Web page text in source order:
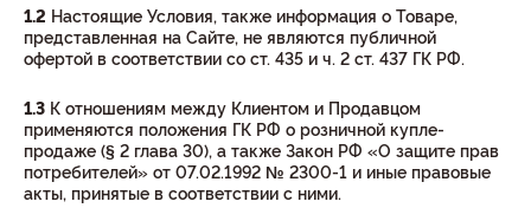
1.2 Настоящие Условия, также информация о Товаре,
представленная на Сайте, не являются публичной
офертой в соответствии со ст. 435 и ч. 2 ст. 437 ГК РФ.
1.3 К отношениям между Клиентом и Продавцом
применяются положения ГК РФ о розничной купле-
продаже (§ 2 глава 30), а также Закон РФ «О защите прав
потребителей» от 07.02.1992 № 2300-1 и иные правовые
акты, принятые в соответствии с ними.